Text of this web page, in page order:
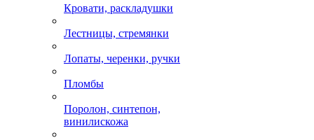
Кровати, раскладушки
Лестницы, стремянки
Лопаты, черенки, ручки
Пломбы
Поролон, синтепон,
винилискожа